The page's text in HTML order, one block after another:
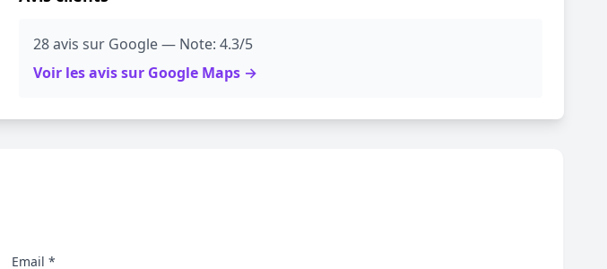
28 avis sur Google — Note: 4.3/5
Voir les avis sur Google Maps →
Email *